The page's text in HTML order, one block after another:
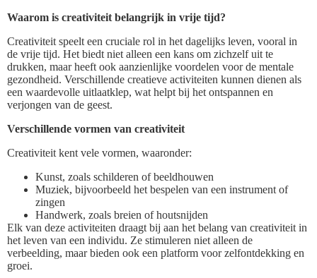
Waarom is creativiteit belangrijk in vrije tijd?
Creativiteit speelt een cruciale rol in het dagelijks leven, vooral in
de vrije tijd. Het biedt niet alleen een kans om zichzelf uit te
drukken, maar heeft ook aanzienlijke voordelen voor de mentale
gezondheid. Verschillende creatieve activiteiten kunnen dienen als
een waardevolle uitlaatklep, wat helpt bij het ontspannen en
verjongen van de geest.
Verschillende vormen van creativiteit
Creativiteit kent vele vormen, waaronder:
Kunst, zoals schilderen of beeldhouwen
Muziek, bijvoorbeeld het bespelen van een instrument of
zingen
Handwerk, zoals breien of houtsnijden
Elk van deze activiteiten draagt bij aan het belang van creativiteit in
het leven van een individu. Ze stimuleren niet alleen de
verbeelding, maar bieden ook een platform voor zelfontdekking en
groei.